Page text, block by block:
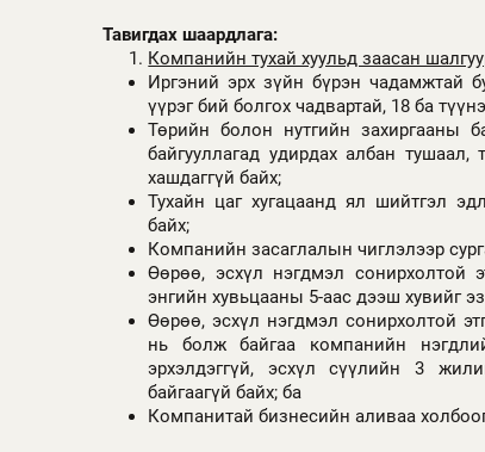
Тавигдах шаардлага:
Компанийн тухай хуульд заасан
Иргэний эрх зүйн бүрэн чадамжтай
үүрэг бий болгох чадвартай, 18 ба
Төрийн болон нутгийн захиргааны
байгууллагад удирдах албан
хашдаггүй байх;
Тухайн цаг хугацаанд ял шийтгэл
байх;
Компанийн засаглалын чиглэлээр
Өөрөө, эсхүл нэгдмэл сонирхолтой
энгийн хувьцааны 5-аас дээш хувийг
Өөрөө, эсхүл нэгдмэл сонирхолтой
нь болж байгаа компанийн
эрхэлдэггүй, эсхүл сүүлийн 3
байгаагүй байх; ба
Компанитай бизнесийн аливаа